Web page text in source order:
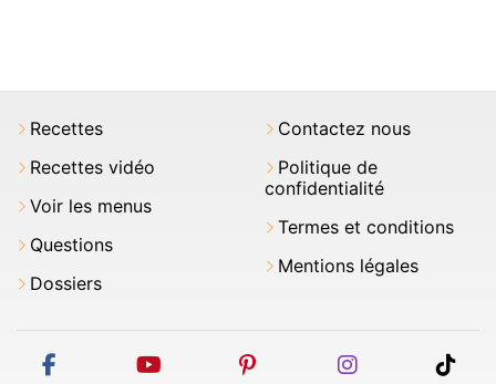
Recettes
Recettes vidéo
Voir les menus
Questions
Dossiers
Contactez nous
Politique de
confidentialité
Termes et conditions
Mentions légales
facebook youtube pinterest instagram